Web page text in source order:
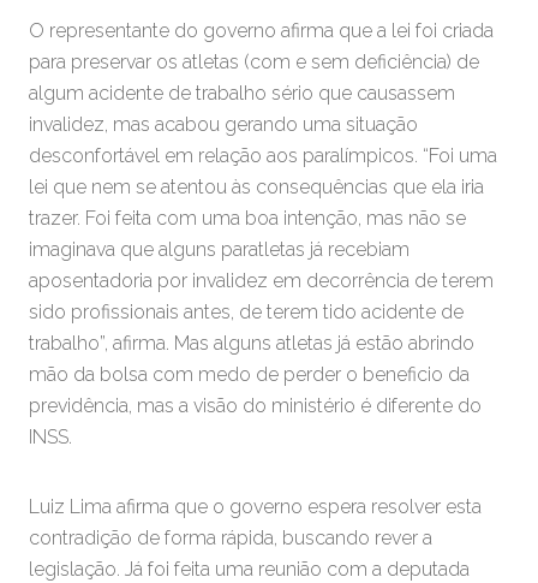
O representante do governo afirma que a lei foi criada
para preservar os atletas (com e sem deficiência) de
algum acidente de trabalho sério que causassem
invalidez, mas acabou gerando uma situação
desconfortável em relação aos paralímpicos. “Foi uma
lei que nem se atentou às consequências que ela iria
trazer. Foi feita com uma boa intenção, mas não se
imaginava que alguns paratletas já recebiam
aposentadoria por invalidez em decorrência de terem
sido profissionais antes, de terem tido acidente de
trabalho”, afirma. Mas alguns atletas já estão abrindo
mão da bolsa com medo de perder o beneficio da
previdência, mas a visão do ministério é diferente do
INSS.
Luiz Lima afirma que o governo espera resolver esta
contradição de forma rápida, buscando rever a
legislação. Já foi feita uma reunião com a deputada